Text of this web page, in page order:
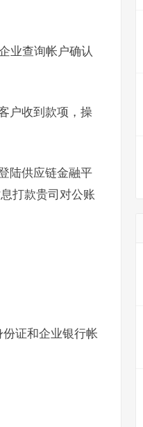
业查询帐户确认
户收到款项，操
陆供应链金融平
打款贵司对公账
证和企业银行帐